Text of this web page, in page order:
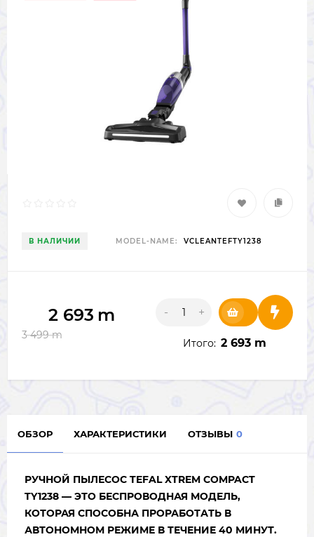
В НАЛИЧИИ MODEL-NAME: VCLEANTEFTY1238
2 693 m
3 499 m
- +
Итого: 2 693 m
ОБЗОР ХАРАКТЕРИСТИКИ ОТЗЫВЫ 0
РУЧНОЙ ПЫЛЕСОС TEFAL XTREM COMPACT
TY1238 — ЭТО БЕСПРОВОДНАЯ МОДЕЛЬ,
КОТОРАЯ СПОСОБНА ПРОРАБОТАТЬ В
АВТОНОМНОМ РЕЖИМЕ В ТЕЧЕНИЕ 40 МИНУТ.